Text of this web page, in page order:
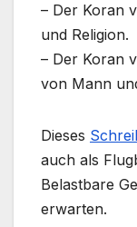
– Der Koran
und Religion.
– Der Koran
von Mann
Dieses
auch als
Belastbare
erwarten.